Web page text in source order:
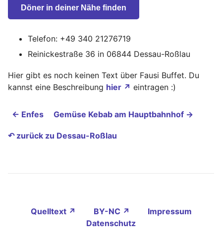
Döner in deiner Nähe finden
Telefon: +49 340 21276719
Reinickestraße 36 in 06844 Dessau-Roßlau
Hier gibt es noch keinen Text über Fausi Buffet. Du
kannst eine Beschreibung hier ↗ eintragen :)
← Enfes Gemüse Kebab am Hauptbahnhof →
↶ zurück zu Dessau-Roßlau
Quelltext ↗ BY-NC ↗
Impressum
Datenschutz